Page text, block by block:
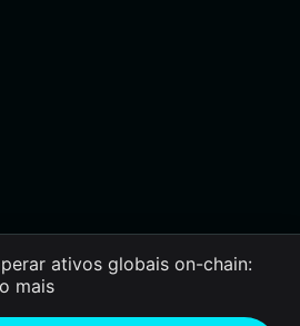
ativos globais on-chain:
mais